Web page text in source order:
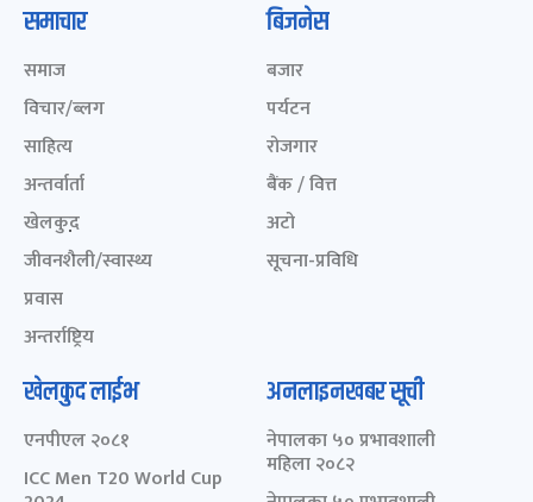
समाचार
समाज
विचार/ब्लग
साहित्य
अन्तर्वार्ता
खेलकुद़़
जीवनशैली/स्वास्थ्य
प्रवास
अन्तर्राष्ट्रिय
बिजनेस
बजार
पर्यटन
रोजगार
बैंक / वित्त
अटो
सूचना-प्रविधि
खेलकुद लाईभ
एनपीएल २०८१
ICC Men T20 World Cup
अनलाइनखबर सूची
नेपालका ५० प्रभावशाली
महिला २०८२